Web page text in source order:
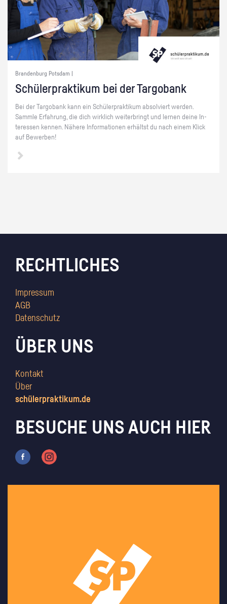
Brandenburg Potsdam |
Schü­ler­prak­ti­kum bei der Targo­bank
Bei der Targo­bank kann ein Schü­ler­prak­ti­kum ab­sol­viert wer­den.
Samm­le Er­fah­rung, die dich wirk­lich wei­ter­bringt und ler­nen deine In­
ter­es­sen ken­nen. Nä­he­re In­for­ma­tio­nen er­hältst du nach einem Klick
auf Be­wer­ben!
RECHTLICHES
Impressum
AGB
Datenschutz
ÜBER UNS
Kontakt
Über
schülerpraktikum.de
BESUCHE UNS AUCH HIER